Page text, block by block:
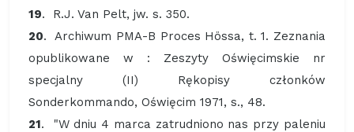
19. R.J. Van Pelt, jw. s. 350.
20. Archiwum PMA-B Proces Hössa, t. 1. Zeznania
opublikowane w : Zeszyty Oświęcimskie nr
specjalny (II) Rękopisy członków
Sonderkommando, Oświęcim 1971, s., 48.
21. "W dniu 4 marca zatrudniono nas przy paleniu